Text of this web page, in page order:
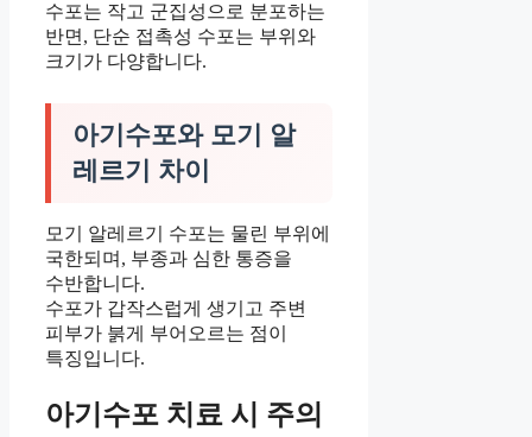
수포는 작고 군집성으로 분포하는
반면, 단순 접촉성 수포는 부위와
크기가 다양합니다.
아기수포와 모기 알
레르기 차이
모기 알레르기 수포는 물린 부위에
국한되며, 부종과 심한 통증을
수반합니다.
수포가 갑작스럽게 생기고 주변
피부가 붉게 부어오르는 점이
특징입니다.
아기수포 치료 시 주의